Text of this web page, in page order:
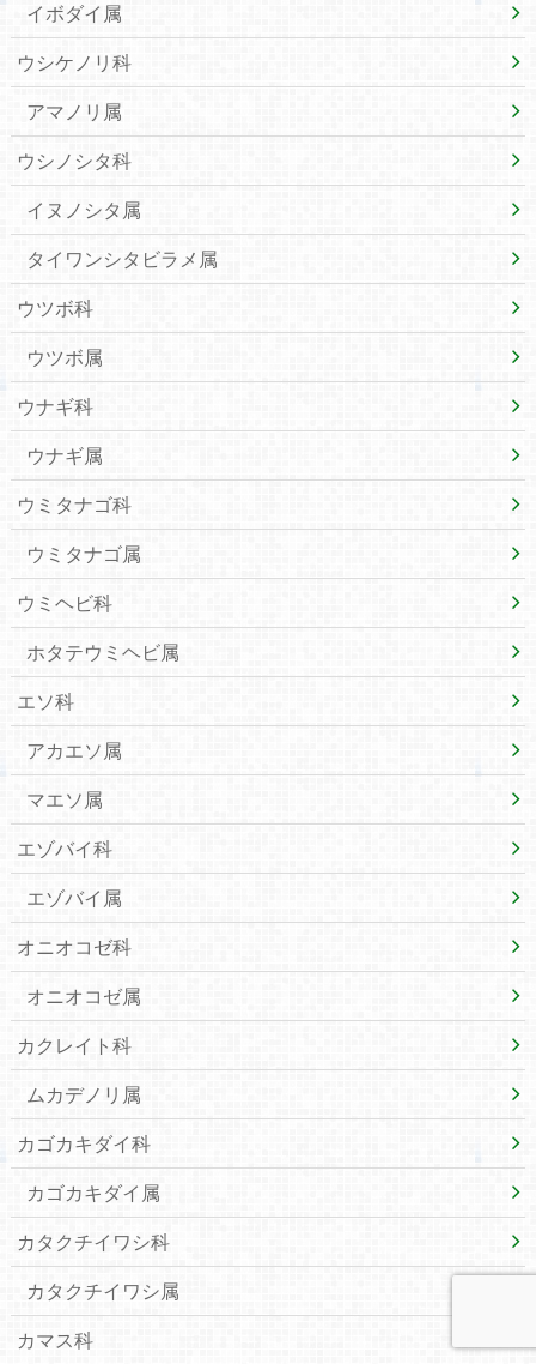
イボダイ属
ウシケノリ科
アマノリ属
ウシノシタ科
イヌノシタ属
タイワンシタビラメ属
ウツボ科
ウツボ属
ウナギ科
ウナギ属
ウミタナゴ科
ウミタナゴ属
ウミヘビ科
ホタテウミヘビ属
エソ科
アカエソ属
マエソ属
エゾバイ科
エゾバイ属
オニオコゼ科
オニオコゼ属
カクレイト科
ムカデノリ属
カゴカキダイ科
カゴカキダイ属
カタクチイワシ科
カタクチイワシ属
カマス科